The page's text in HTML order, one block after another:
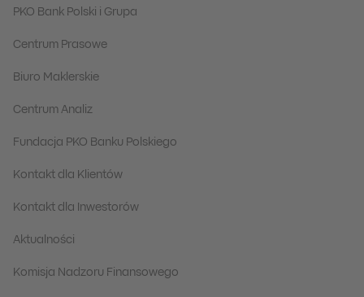
PKO Bank Polski i Grupa
Centrum Prasowe
Biuro Maklerskie
Centrum Analiz
Fundacja PKO Banku Polskiego
Kontakt dla Klientów
Kontakt dla Inwestorów
Aktualności
Komisja Nadzoru Finansowego